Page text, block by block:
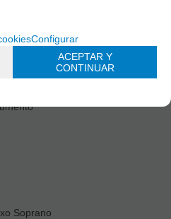
Soprano
Configurar
ACEPTAR Y
CONTINUAR